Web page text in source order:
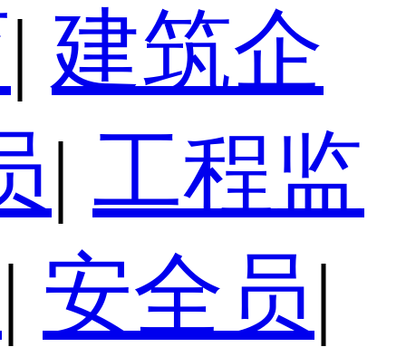
| 建筑企
| 工程监
| 安全员|